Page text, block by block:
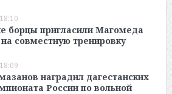
борцы пригласили Магомеда
совместную тренировку
наградил дагестанских
России по вольной